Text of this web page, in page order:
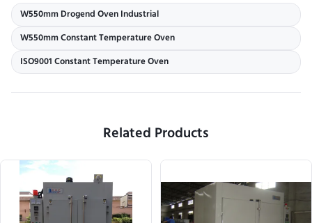
W550mm Drogend Oven Industrial
W550mm Constant Temperature Oven
ISO9001 Constant Temperature Oven
Related Products